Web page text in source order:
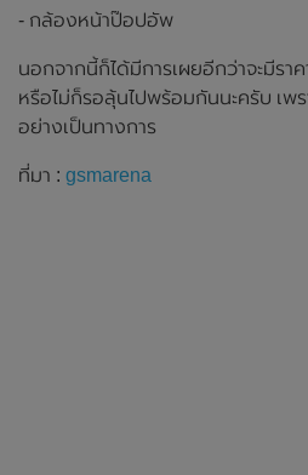
- กล้องหน้าป๊อปอัพ
นอกจากนี้ก็ได้มีการเผยอีกว่าจะมีรา
หรือไม่ก็รอลุ้นไปพร้อมกันนะครับ เพร
อย่างเป็นทางการ
ที่มา : gsmarena